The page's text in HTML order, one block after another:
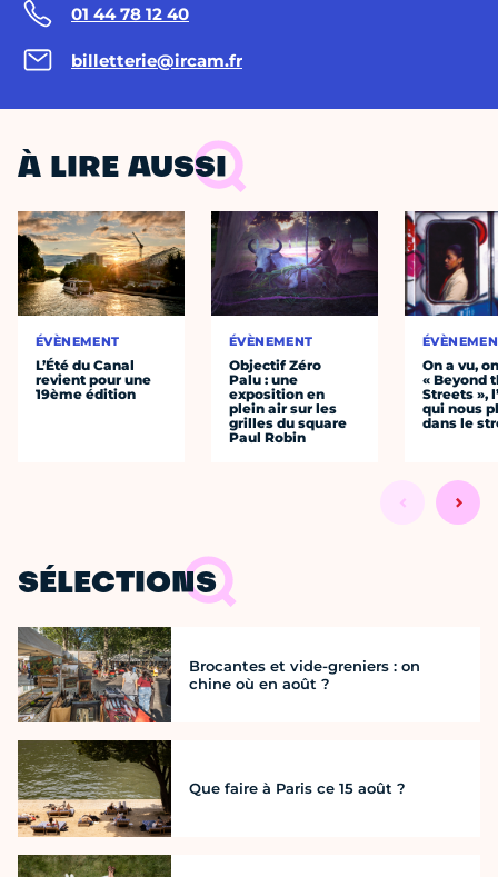
01 44 78 12 40
billetterie@ircam.fr
À LIRE AUSSI
ÉVÈNEMENT
L’Été du Canal
revient pour une
19ème édition
ÉVÈNEMENT
Objectif Zéro
Palu : une
exposition en
plein air sur les
grilles du square
Paul Robin
On a vu,
« Beyond
Streets »,
qui nous
dans le
SÉLECTIONS
Brocantes et vide-greniers : on
chine où en août ?
Que faire à Paris ce 15 août ?